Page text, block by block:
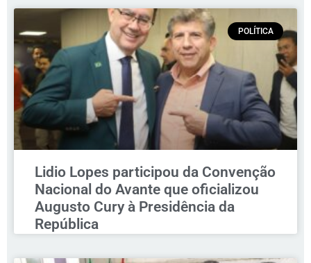
POLÍTICA
Lidio Lopes participou da Convenção
Nacional do Avante que oficializou
Augusto Cury à Presidência da
República